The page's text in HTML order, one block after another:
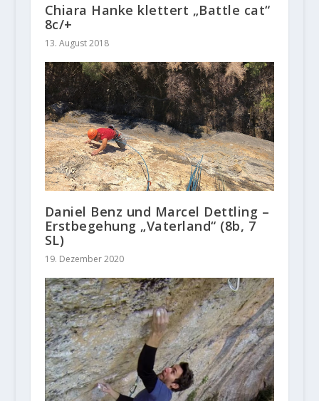
Chiara Hanke klettert „Battle cat“
8c/+
13. August 2018
Daniel Benz und Marcel Dettling –
Erstbegehung „Vaterland“ (8b, 7
SL)
19. Dezember 2020